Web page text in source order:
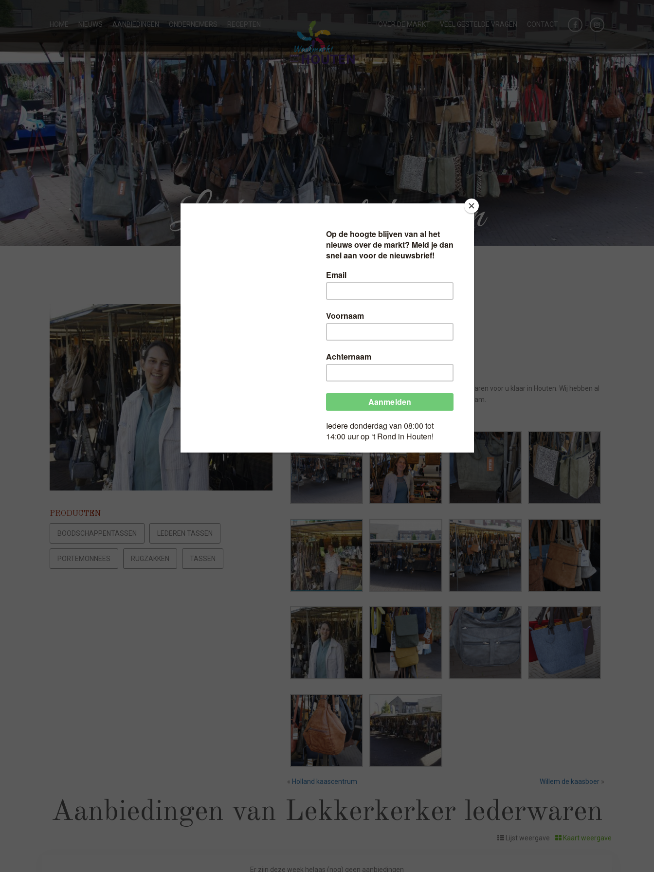
HOME NIEUWS AANBIEDINGEN ONDERNEMERS RECEPTEN OVER DE MARKT VEEL GESTELDE VRAGEN CONTACT
Lekkerkerker lederwaren
PRODUCTEN
BOODSCHAPPENTASSEN LEDEREN TASSEN
PORTEMONNEES RUGZAKKEN TASSEN
Lekkerkerker
lederwaren
Hallo allemaal, wij van Lekkerkerker lederwaren staan al vele jaren voor u klaar in Houten. Wij hebben al
ervaring sinds 1972. We zijn begonnen op de markt in Rotterdam.
« Holland kaascentrum Willem de kaasboer »
Aanbiedingen van Lekkerkerker lederwaren
Lijst weergave Kaart weergave
Er zijn deze week helaas (nog) geen aanbiedingen